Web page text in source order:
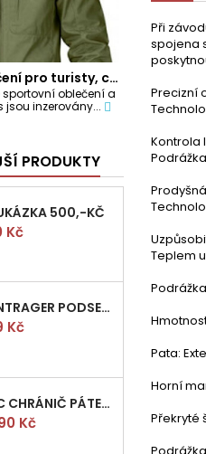
Outdoorové oblečení pro turisty, cyklisty a...
sportovní oblečení a
jsou inzerovány...
PRODUKTY
500,-KČ
Kč
BONTRAGER PODSEDLOVÁ BRAŠNIČKA PRO QUICK S
Kč
POC CHRÁNIČ PÁTEŘE POCITO VPD AIR VEST VEL.M
Kč
Při
spojena
Precizní
Kontrola
Teplem
Pata:
Horní
Překryté